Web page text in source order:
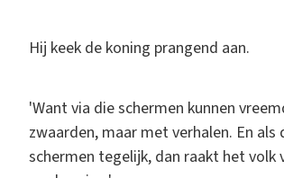
Hij keek de koning prangend aan.
'Want via die schermen kunnen
zwaarden, maar met verhalen. En
schermen tegelijk, dan raakt het